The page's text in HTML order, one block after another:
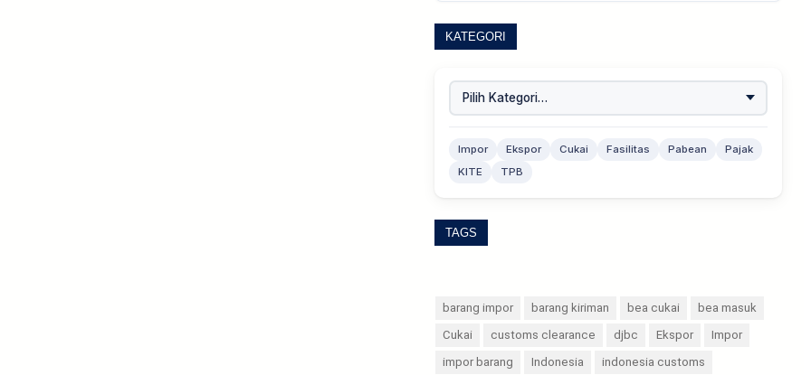
KATEGORI
Impor Ekspor Cukai Fasilitas Pabean
Pajak
KITE
TPB
TAGS
barang impor barang kiriman bea cukai
bea masuk
Cukai
customs clearance djbc Ekspor
Impor
impor barang
Indonesia
indonesia customs